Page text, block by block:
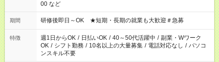
00 など
期間 研修後即日～OK ★短期・長期の就業も大歓迎＃急募
特徴 週1日からOK / 日払いOK / 40～50代活躍中 / 副業・Wワーク
OK / シフト勤務 / 10名以上の大量募集 / 電話対応なし / パソコ
ンスキル不要